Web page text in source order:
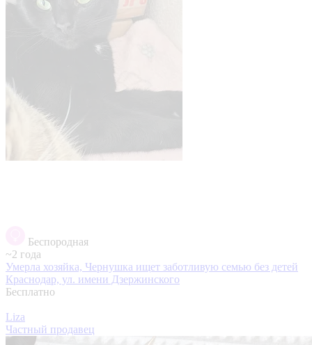
Беспородная
~2 года
Умерла хозяйка, Чернушка ищет заботливую семью без детей
Краснодар, ул. имени Дзержинского
Бесплатно
Liza
Частный продавец